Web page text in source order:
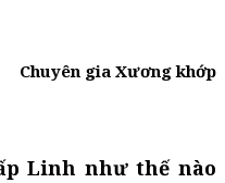
Chuyên gia Xương khớp
Linh như thế nào